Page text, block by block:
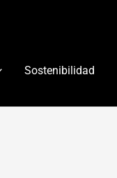
Sostenibilidad